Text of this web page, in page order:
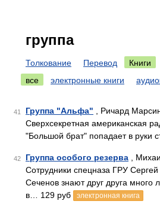
группа
Толкование Перевод
Книги
все
электронные книги
41 Группа "Альфа" , Ричард
Сверхсекретная американская
"Большой брат" попадает в руки
42 Группа особого резерва ,
Сотрудники спецназа ГРУ
Сеченов знают друг друга много
в… 129 руб
электронная книга